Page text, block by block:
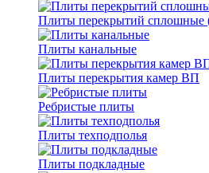
Плиты перекрытий
Плиты канальные
Плиты перекрытия камер ВП
Ребристые плиты
Плиты техподполья
Плиты подкладные